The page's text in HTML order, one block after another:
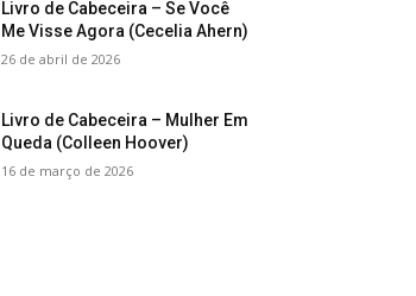
Livro de Cabeceira – Se Você
Me Visse Agora (Cecelia Ahern)
26 de abril de 2026
Livro de Cabeceira – Mulher Em
Queda (Colleen Hoover)
16 de março de 2026